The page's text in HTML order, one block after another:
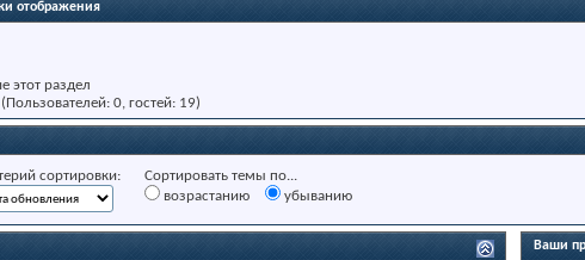
отображения
этот раздел
(Пользователей: 0, гостей: 19)
сортировки:
Сортировать темы по...
возрастанию
убыванию
Ваши